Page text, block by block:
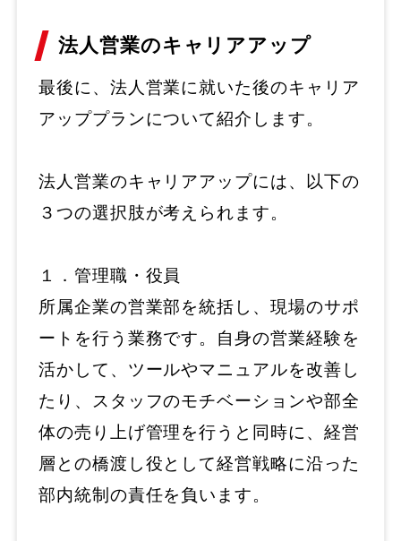
法人営業のキャリアアップ
最後に、法人営業に就いた後のキャリア
アッププランについて紹介します。
法人営業のキャリアアップには、以下の
３つの選択肢が考えられます。
１．管理職・役員
所属企業の営業部を統括し、現場のサポ
ートを行う業務です。自身の営業経験を
活かして、ツールやマニュアルを改善し
たり、スタッフのモチベーションや部全
体の売り上げ管理を行うと同時に、経営
層との橋渡し役として経営戦略に沿った
部内統制の責任を負います。